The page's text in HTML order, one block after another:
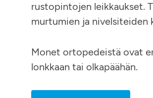
rustopintojen leikkaukset.
murtumien ja nivelsiteiden
Monet ortopedeistä ovat
lonkkaan tai olkapäähän.